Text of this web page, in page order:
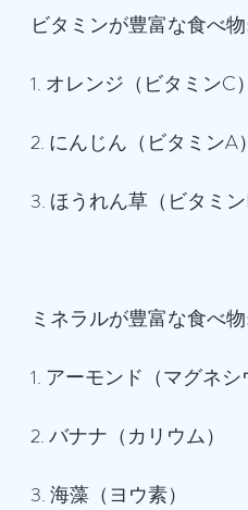
ビタミンが豊富な食べ
1. オレンジ（ビタミンC）
2. にんじん（ビタミンA）
3. ほうれん草（ビタミン
ミネラルが豊富な食べ
1. アーモンド（マグネシ
2. バナナ（カリウム）
3. 海藻（ヨウ素）